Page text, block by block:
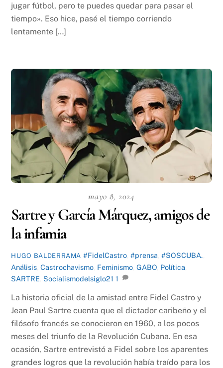
jugar fútbol, pero te puedes quedar para pasar el
tiempo». Eso hice, pasé el tiempo corriendo
lentamente […]
mayo 8, 2024
Sartre y García Márquez, amigos de
la infamia
HUGO BALDERRAMA #FidelCastro ,#prensa ,#SOSCUBA.
Análisis ,Castrochavismo Feminismo ,GABO Política
SARTRE Socialismodelsiglo21 1
La historia oficial de la amistad entre Fidel Castro y
Jean Paul Sartre cuenta que el dictador caribeño y el
filósofo francés se conocieron en 1960, a los pocos
meses del triunfo de la Revolución Cubana. En esa
ocasión, Sartre entrevistó a Fidel sobre los aparentes
grandes logros que la revolución había traído para los